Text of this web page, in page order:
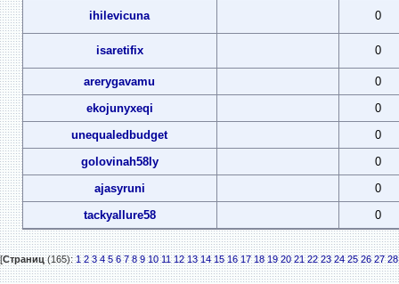
ihilevicuna 0
isaretifix 0
arerygavamu
0
ekojunyxeqi
0
unequaledbudget
0
golovinah58ly
0
ajasyruni
0
tackyallure58
0
[Страниц(165):1 2 3 4 5 6 7 8 9 10 11 12 13 14 15 16 17 18 19 20 21 22 23 24 25 26 27 28